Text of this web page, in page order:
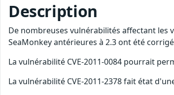
Description
De nombreuses vulnérabilités affectant les
SeaMonkey antérieures à 2.3 ont été
La vulnérabilité CVE-2011-0084 pourrait
La vulnérabilité CVE-2011-2378 fait état